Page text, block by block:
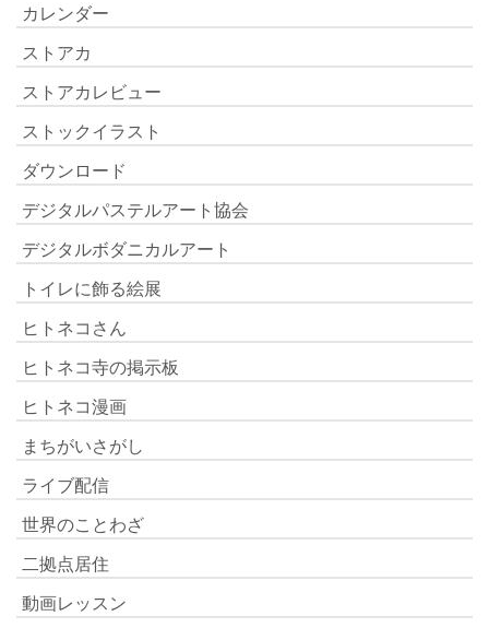
カレンダー
ストアカ
ストアカレビュー
ストックイラスト
ダウンロード
デジタルパステルアート協会
デジタルボダニカルアート
トイレに飾る絵展
ヒトネコさん
ヒトネコ寺の掲示板
ヒトネコ漫画
まちがいさがし
ライブ配信
世界のことわざ
二拠点居住
動画レッスン